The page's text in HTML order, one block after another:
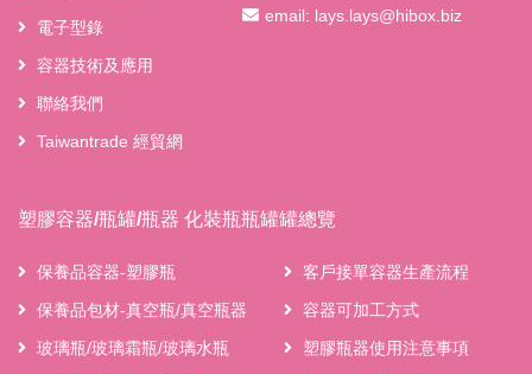
電子型錄
容器技術及應用
聯絡我們
Taiwantrade 經貿網
塑膠容器/瓶罐/瓶器 化裝瓶瓶罐罐總覽
保養品容器-塑膠瓶
保養品包材-真空瓶/真空瓶器
玻璃瓶/玻璃霜瓶/玻璃水瓶
客戶接單容器生產流程
容器可加工方式
塑膠瓶器使用注意事項
email: lays.lays@hibox.biz